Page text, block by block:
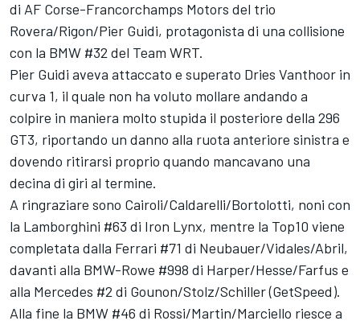
di AF Corse-Francorchamps Motors del trio
Rovera/Rigon/Pier Guidi, protagonista di una collisione
con la BMW #32 del Team WRT.
Pier Guidi aveva attaccato e superato Dries Vanthoor in
curva 1, il quale non ha voluto mollare andando a
colpire in maniera molto stupida il posteriore della 296
GT3, riportando un danno alla ruota anteriore sinistra e
dovendo ritirarsi proprio quando mancavano una
decina di giri al termine.
A ringraziare sono Cairoli/Caldarelli/Bortolotti, noni con
la Lamborghini #63 di Iron Lynx, mentre la Top10 viene
completata dalla Ferrari #71 di Neubauer/Vidales/Abril,
davanti alla BMW-Rowe #998 di Harper/Hesse/Farfus e
alla Mercedes #2 di Gounon/Stolz/Schiller (GetSpeed).
Alla fine la BMW #46 di Rossi/Martin/Marciello riesce a